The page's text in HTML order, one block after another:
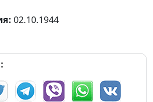
02.10.1944